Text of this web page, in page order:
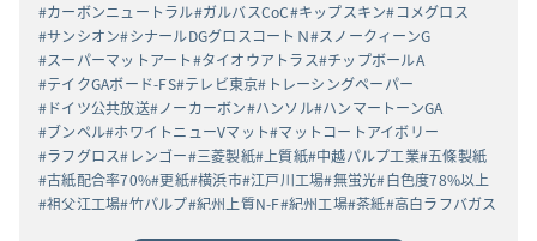
カーボンニュートラル ガルバスCoC キップスキン コメグロス
サンシオン シナールDGグロスコートＮ
スノークィーンG
スーパーマットアート タイオウアトラス チップボールA
テイクGAボード-FS テレビ東京
トレーシングペーパー
ドイツ公共放送 ノーカーボン ハンソル ハンマートーンGA
ブンペル ホワイトニューVマット マットコートアイボリー
ラフグロス レンゴー 三菱製紙 上質紙 中越パルプ工業 五條製紙
古紙配合率70% 更紙 横浜市 江戸川工場 無蛍光 白色度78%以上
祖父江工場 竹パルプ 紀州上質N-F 紀州工場 茶紙 高白ラフバガス